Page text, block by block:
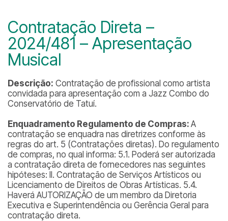
Contratação Direta –
2024/481 – Apresentação
Musical
Descrição: Contratação de profissional como artista
convidada para apresentação com a Jazz Combo do
Conservatório de Tatuí.
Enquadramento Regulamento de Compras: A
contratação se enquadra nas diretrizes conforme às
regras do art. 5 (Contratações diretas). Do regulamento
de compras, no qual informa: 5.1. Poderá ser autorizada
a contratação direta de fornecedores nas seguintes
hipóteses: II. Contratação de Serviços Artísticos ou
Licenciamento de Direitos de Obras Artísticas. 5.4.
Haverá AUTORIZAÇÃO de um membro da Diretoria
Executiva e Superintendência ou Gerência Geral para
contratação direta.